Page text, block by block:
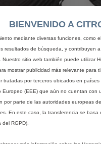
DE
BIENVENIDO A
que disfrutes de la mejor experiencia
de la red y la accesibilidad.Las
mediante diversas funciones, como
resultados de búsqueda, y contribuyen
Nuestro sitio web también puede utilizar
mostrar publicidad más relevante para
tratadas por terceros ubicados en países
Europeo (EEE) que aún no cuentan con
por parte de las autoridades europeas
En este caso, la transferencia se basa
del RGPD).